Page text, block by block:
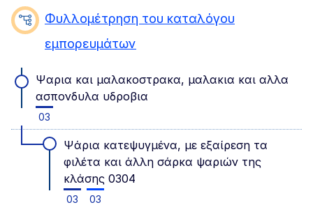
Φυλλομέτρηση του καταλόγου
εμπορευμάτων
Ψαρια και μαλακοστρακα, μαλακια και αλλα
ασπονδυλα υδροβια
03
Ψάρια κατεψυγμένα, με εξαίρεση τα
φιλέτα και άλλη σάρκα ψαριών της
κλάσης 0304
03 03